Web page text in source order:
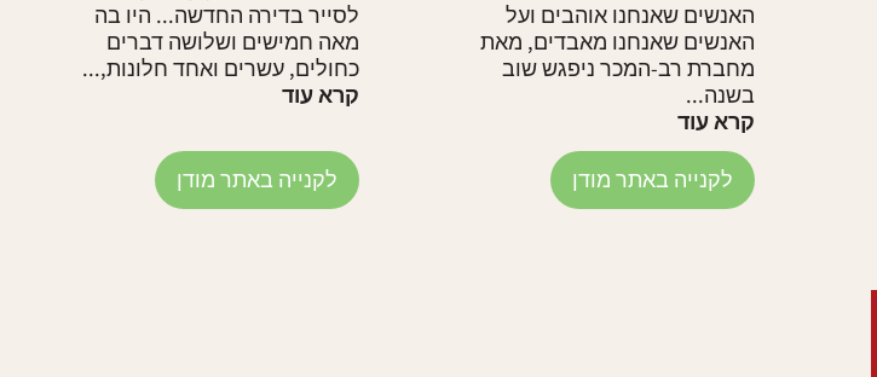
האנשים שאנחנו אוהבים ועל
האנשים שאנחנו מאבדים, מאת
מחברת רב-המכר ניפגש שוב
בשנה...
קרא עוד
לקנייה באתר מודן
לסייר בדירה החדשה... היו בה
מאה חמישים ושלושה דברים
כחולים, עשרים ואחד חלונות,...
קרא עוד
לקנייה באתר מודן